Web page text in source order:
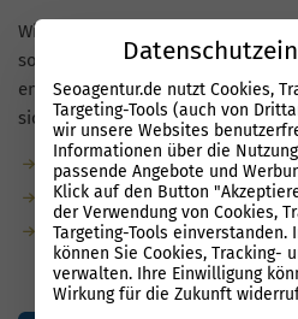
Wir liefern
sondern gefunden werden. Mit
entstehen Inhalte, die in Google
sichtbar werden, auch für
Garantierte Textmenge durch
Bis zu 80 % weniger Aufwand
KI-optimiert: natürliche
semantische Relevanz
Seoagentur.de nutzt Cookies,
Targeting-Tools (auch von
wir unsere Websites
Informationen über die
passende Angebote und
Klick auf den Button
der Verwendung von Cookies,
Targeting-Tools einverstanden.
können Sie Cookies, Tracking-
verwalten. Ihre Einwilligung
Wirkung für die Zukunft